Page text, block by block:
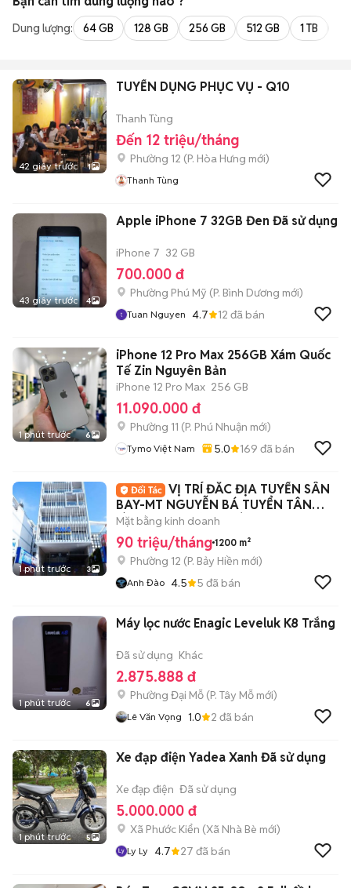
Dung lượng: 64 GB 128 GB 256 GB 512 GB 1 TB
42 giây trước 1
TUYỂN DỤNG PHỤC VỤ - Q10
Thanh Tùng
Đến 12 triệu/tháng
Phường 12 (P. Hòa Hưng mới)
Thanh Tùng
43 giây trước 4
Apple iPhone 7 32GB Đen Đã sử dụng
iPhone 7 32 GB
700.000 đ
Phường Phú Mỹ (P. Bình Dương mới)
Tuan Nguyen 4.7 12 đã bán
1 phút trước 6
iPhone 12 Pro Max 256GB Xám Quốc
Tế Zin Nguyên Bản
iPhone 12 Pro Max 256 GB
11.090.000 đ
Phường 11 (P. Phú Nhuận mới)
Tymo Việt Nam 5.0 169 đã bán
1 phút trước 3
VỊ TRÍ ĐẮC ĐỊA TUYẾN SÂN
BAY-MT NGUYỄN BÁ TUYỂN TÂN
BÌNH NGAY CỘNG HÒA
Mặt bằng kinh doanh
90 triệu/tháng 1200 m²
Phường 12 (P. Bảy Hiền mới)
Anh Đào 4.5 5 đã bán
1 phút trước 6
Máy lọc nước Enagic Leveluk K8 Trắng
Đã sử dụng Khác
2.875.888 đ
Phường Đại Mỗ (P. Tây Mỗ mới)
Lê Văn Vọng 1.0 2 đã bán
1 phút trước 5
Xe đạp điện Yadea Xanh Đã sử dụng
Xe đạp điện Đã sử dụng
5.000.000 đ
Xã Phước Kiển (Xã Nhà Bè mới)
Ly Ly 4.7 27 đã bán